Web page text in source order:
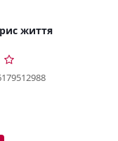
життя